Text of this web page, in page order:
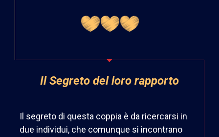
Il Segreto del loro rapporto
Il segreto di questa coppia è da ricercarsi in
due individui, che comunque si incontrano